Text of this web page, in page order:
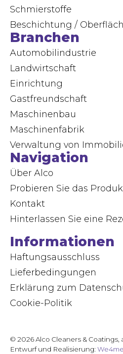
Schmierstoffe
Beschichtung /
Branchen
Automobilindustrie
Landwirtschaft
Einrichtung
Gastfreundschaft
Maschinenbau
Maschinenfabrik
Verwaltung von
Navigation
Über Alco
Probieren Sie das
Kontakt
Hinterlassen Sie eine
Informationen
Haftungsausschluss
Lieferbedingungen
Erklärung zum
Cookie-Politik
© 2026 Alco Cleaners & Coatings,
Entwurf und Realisierung: